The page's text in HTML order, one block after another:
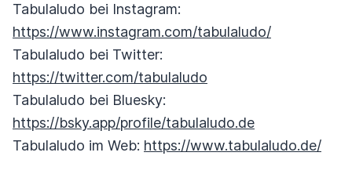
Tabulaludo bei Instagram:
https://www.instagram.com/tabulaludo/
Tabulaludo bei Twitter:
https://twitter.com/tabulaludo
Tabulaludo bei Bluesky:
https://bsky.app/profile/tabulaludo.de
Tabulaludo im Web: https://www.tabulaludo.de/